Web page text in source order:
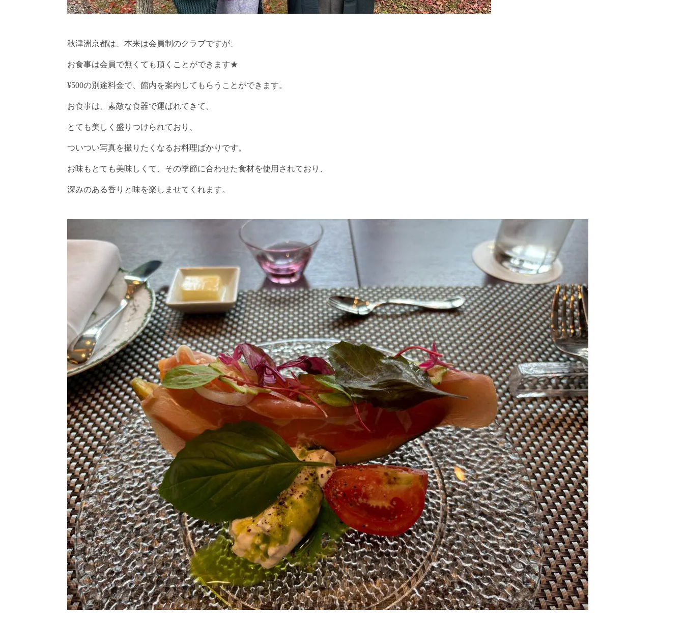
秋津洲京都は、本来は会員制のクラブですが、
お食事は会員で無くても頂くことができます★
¥500の別途料金で、館内を案内してもらうことができます。
お食事は、素敵な食器で運ばれてきて、
とても美しく盛りつけられており、
ついつい写真を撮りたくなるお料理ばかりです。
お味もとても美味しくて、その季節に合わせた食材を使用されており、
深みのある香りと味を楽しませてくれます。